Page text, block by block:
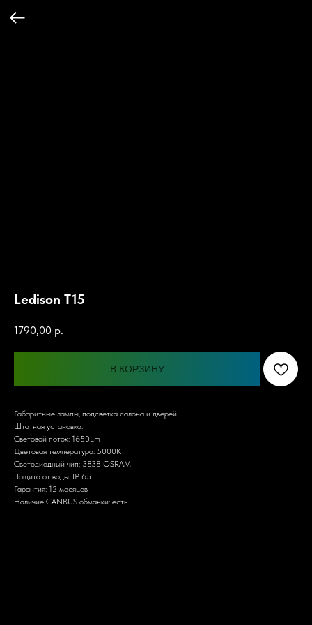
Ledison T15
1790,00 р.
В КОРЗИНУ
Габаритные лампы, подсветка салона и дверей.
Штатная установка.
Световой поток: 1650Lm
Цветовая температура: 5000K
Светодиодный чип: 3838 OSRAM
Защита от воды: IP 65
Гарантия: 12 месяцев
Наличие CANBUS обманки: есть